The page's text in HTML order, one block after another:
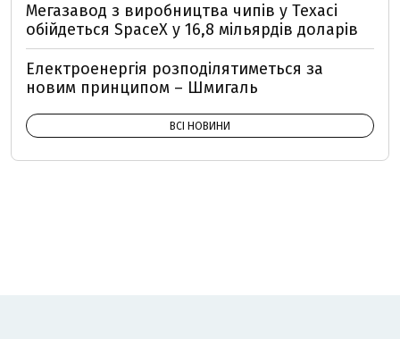
Мегазавод з виробництва чипів у Техасі
обійдеться SpaceX у 16,8 мільярдів доларів
Електроенергія розподілятиметься за
новим принципом – Шмигаль
ВСІ НОВИНИ